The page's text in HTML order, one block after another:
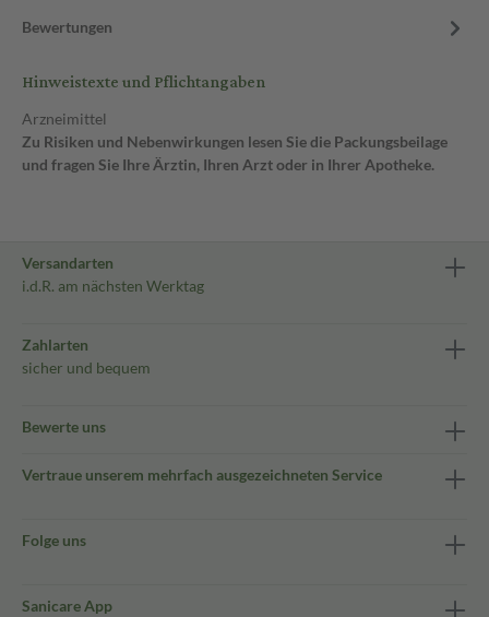
Bewertungen
Hinweistexte und Pflichtangaben
Arzneimittel
Zu Risiken und Nebenwirkungen lesen Sie die Packungsbeilage
und fragen Sie Ihre Ärztin, Ihren Arzt oder in Ihrer Apotheke.
Versandarten
i.d.R. am nächsten Werktag
Zahlarten
sicher und bequem
Bewerte uns
Vertraue unserem mehrfach ausgezeichneten Service
Folge uns
Sanicare App